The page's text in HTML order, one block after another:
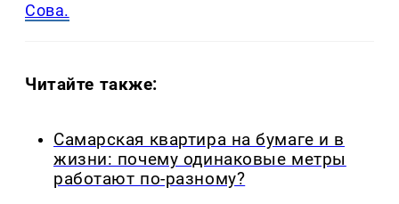
Сова.
Читайте также:
Самарская квартира на бумаге и в
жизни: почему одинаковые метры
работают по-разному?